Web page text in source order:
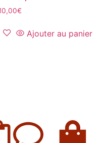
€
Ajouter au panier